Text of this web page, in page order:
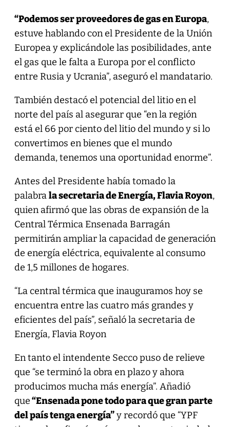
“Podemos ser proveedores de gas en Europa,
estuve hablando con el Presidente de la Unión
Europea y explicándole las posibilidades, ante
el gas que le falta a Europa por el conflicto
entre Rusia y Ucrania”, aseguró el mandatario.
También destacó el potencial del litio en el
norte del país al asegurar que “en la región
está el 66 por ciento del litio del mundo y si lo
convertimos en bienes que el mundo
demanda, tenemos una oportunidad enorme”.
Antes del Presidente había tomado la
palabrala secretaria de Energía, Flavia Royon,
quien afirmó que las obras de expansión de la
Central Térmica Ensenada Barragán
permitirán ampliar la capacidad de generación
de energía eléctrica, equivalente al consumo
de 1,5 millones de hogares.
“La central térmica que inauguramos hoy se
encuentra entre las cuatro más grandes y
eficientes del país”, señaló la secretaria de
Energía, Flavia Royon
En tanto el intendente Secco puso de relieve
que “se terminó la obra en plazo y ahora
producimos mucha más energía”. Añadió
que“Ensenada pone todo para que gran parte
del país tenga energía”y recordó que “YPF